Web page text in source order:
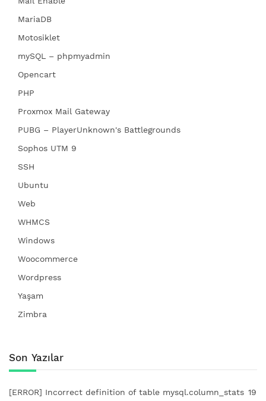
MariaDB
Motosiklet
mySQL – phpmyadmin
Opencart
PHP
Proxmox Mail Gateway
PUBG – PlayerUnknown's Battlegrounds
Sophos UTM 9
SSH
Ubuntu
Web
WHMCS
Windows
Woocommerce
Wordpress
Yaşam
Zimbra
Son Yazılar
[ERROR] Incorrect definition of table mysql.column_stats 19